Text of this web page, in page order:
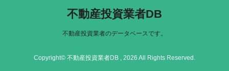
不動産投資業者DB
不動産投資業者のデータベースです。
Copyright© 不動産投資業者DB , 2026 All Rights Reserved.